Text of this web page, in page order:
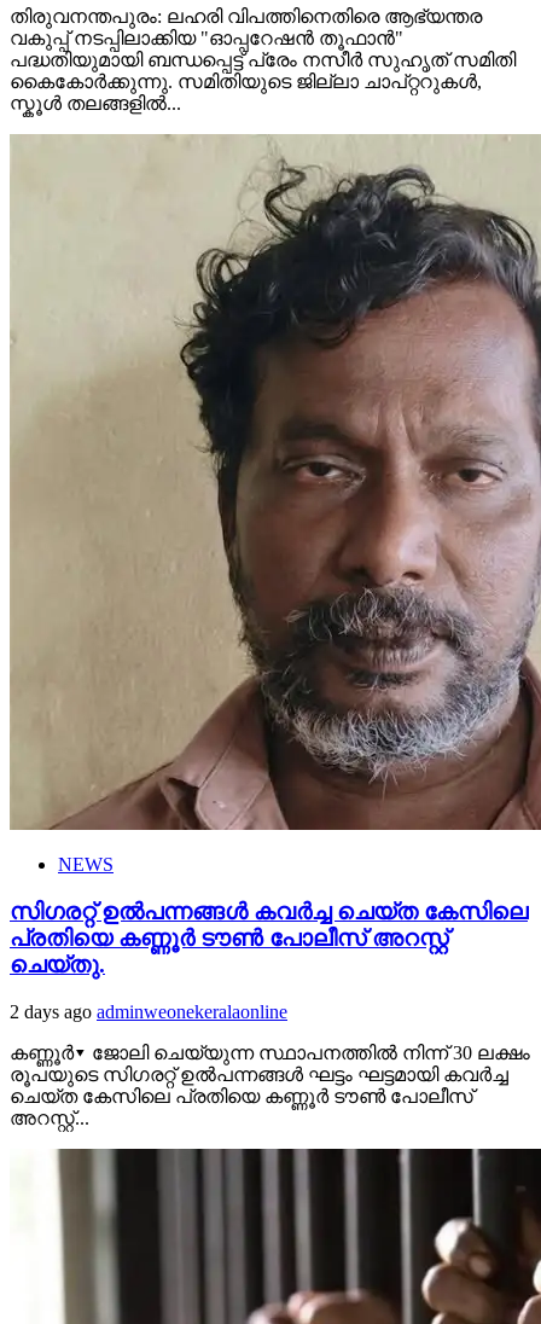
തിരുവനന്തപുരം: ലഹരി വിപത്തിനെതിരെ ആഭ്യന്തര
വകുപ്പ് നടപ്പിലാക്കിയ "ഓപ്പറേഷൻ തൂഫാൻ"
പദ്ധതിയുമായി ബന്ധപ്പെട്ട് പ്രേം നസീർ സുഹൃത് സമിതി
കൈകോർക്കുന്നു. സമിതിയുടെ ജില്ലാ ചാപ്റ്ററുകൾ,
സ്കൂൾ തലങ്ങളിൽ...
NEWS
സിഗരറ്റ് ഉൽപന്നങ്ങൾ കവർച്ച ചെയ്ത കേസിലെ
പ്രതിയെ കണ്ണൂർ ടൗൺ പോലീസ് അറസ്റ്റ്
ചെയ്തു.
2 days ago adminweonekeralaonline
കണ്ണൂർ▾ ജോലി ചെയ്യുന്ന സ്ഥാപനത്തിൽ നിന്ന് 30 ലക്ഷം
രൂപയുടെ സിഗരറ്റ് ഉൽപന്നങ്ങൾ ഘട്ടം ഘട്ടമായി കവർച്ച
ചെയ്ത കേസിലെ പ്രതിയെ കണ്ണൂർ ടൗൺ പോലീസ്
അറസ്റ്റ്...